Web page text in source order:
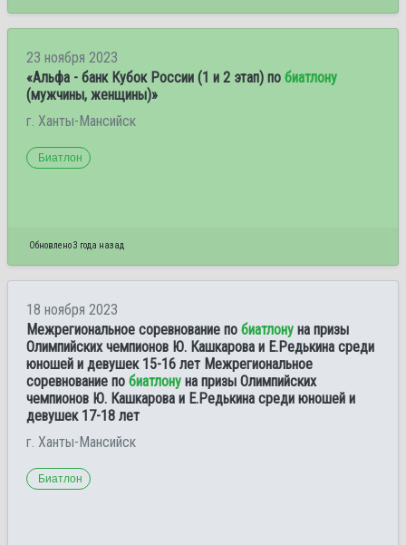
23 ноября 2023
«Альфа - банк Кубок России (1 и 2 этап) по биатлону
(мужчины, женщины)»
г. Ханты-Мансийск
Биатлон
Обновлено 3 года назад
18 ноября 2023
Межрегиональное соревнование по биатлону на призы
Олимпийских чемпионов Ю. Кашкарова и Е.Редькина среди
юношей и девушек 15-16 лет Межрегиональное
соревнование по биатлону на призы Олимпийских
чемпионов Ю. Кашкарова и Е.Редькина среди юношей и
девушек 17-18 лет
г. Ханты-Мансийск
Биатлон